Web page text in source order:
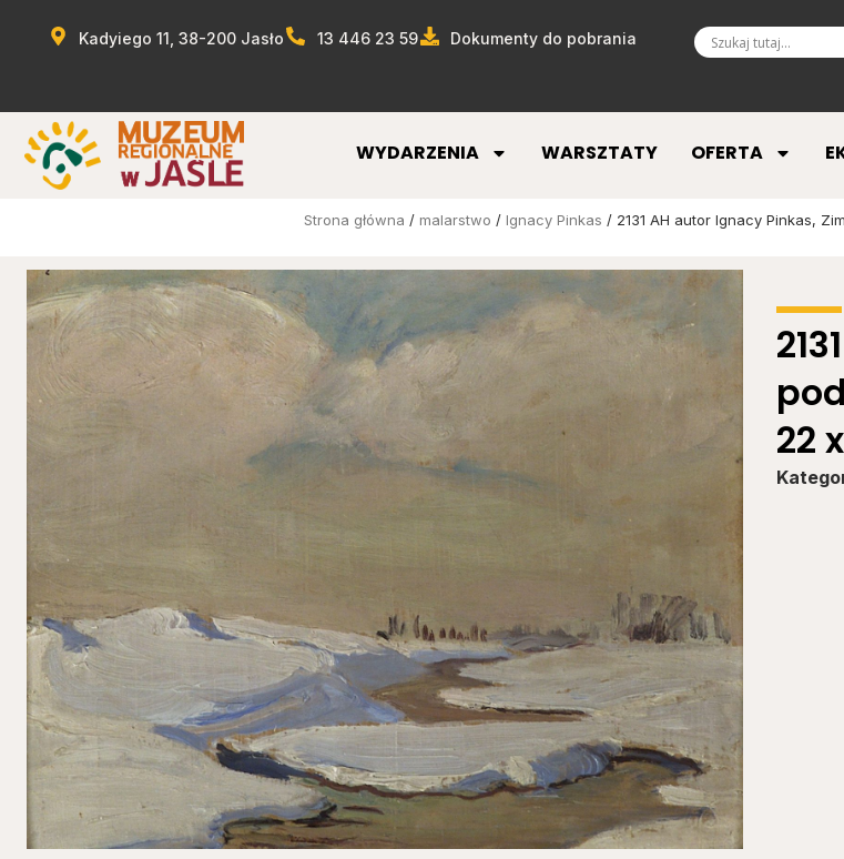
Kadyiego 11, 38-200 Jasło 13 446 23 59 Dokumenty do pobrania
WYDARZENIA WARSZTATY OFERTA
Strona główna / malarstwo / Ignacy Pinkas / 2131 AH autor Ignacy Pinkas,
22